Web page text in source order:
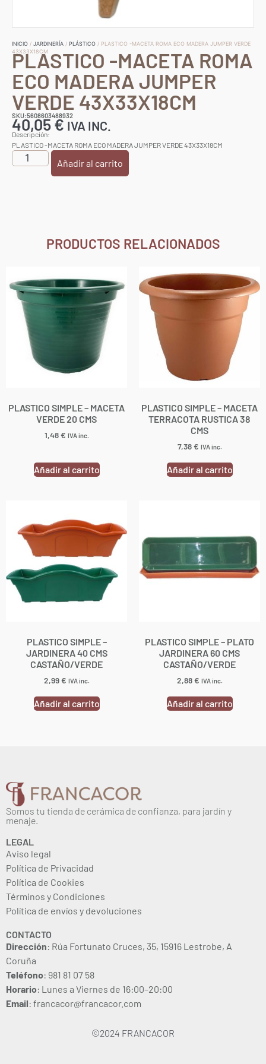
INICIO / JARDINERÍA / PLÁSTICO / PLASTICO -MACETA ROMA ECO MADERA JUMPER VERDE
43X33X18CM
PLASTICO -MACETA ROMA
ECO MADERA JUMPER
VERDE 43X33X18CM
SKU:5608603488932
40,05€ IVA INC.
Descripción:
PLASTICO -MACETA ROMA ECO MADERA JUMPER VERDE 43X33X18CM
Añadir al carrito
PRODUCTOS RELACIONADOS
PLASTICO SIMPLE – MACETA
VERDE 20 CMS
1,48€ IVA inc.
Añadir al carrito
PLASTICO SIMPLE – MACETA
TERRACOTA RUSTICA 38
CMS
7,38€ IVA inc.
Añadir al carrito
PLASTICO SIMPLE –
JARDINERA 40 CMS
CASTAÑO/VERDE
2,99€ IVA inc.
Añadir al carrito
PLASTICO SIMPLE – PLATO
JARDINERA 60 CMS
CASTAÑO/VERDE
2,88€ IVA inc.
Añadir al carrito
Somos tu tienda de cerámica de confianza, para jardín y
menaje.
LEGAL
Aviso legal
Política de Privacidad
Política de Cookies
Términos y Condiciones
Política de envíos y devoluciones
CONTACTO
Dirección: Rúa Fortunato Cruces, 35, 15916 Lestrobe, A
Coruña
Teléfono: 981 81 07 58
Horario: Lunes a Viernes de 16:00–20:00
Email: francacor@francacor.com
©2024 FRANCACOR